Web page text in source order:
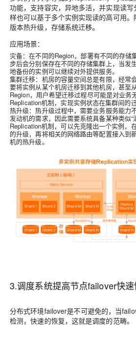
功能，支持容灾，异地多活，并实现读
样也可以基于多个实例实现读的高可用
版本热升级，存储系统迁移。
应用场景：
灾备：在不同的Region，部署有不同的存储
步后会分别保存在不同的存储集群上，当发
地备份的实例可以继续对外提供服务。
集群迁移：机房的容量空间总是有限，经常
要将实例从某个机房迁移到其他机房，甚至
Region，用户希望迁移过程尽可能是对业务
Replication机制，实现实例状态在集群间的迁
热升级：热升级过程中，需要业务服务能力
发动机的需求，因此需要系统具备某种类似“
Replication机制，可以先克隆出一个实例，
的升级，再将相关的网络路由等配置接入到
机的热升级。
3.调度系统提高节点failover快
分布式环境failover是不可避免的，当
检测，快速的恢复，这就是调度的范畴。